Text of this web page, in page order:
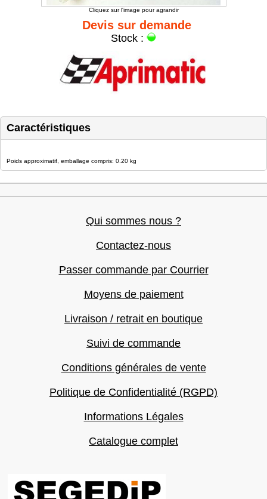
Cliquez sur l'image pour agrandir
Devis sur demande
Stock :
Caractéristiques
Poids approximatif, emballage compris: 0.20 kg
Qui sommes nous ?
Contactez-nous
Passer commande par Courrier
Moyens de paiement
Livraison / retrait en boutique
Suivi de commande
Conditions générales de vente
Politique de Confidentialité (RGPD)
Informations Légales
Catalogue complet